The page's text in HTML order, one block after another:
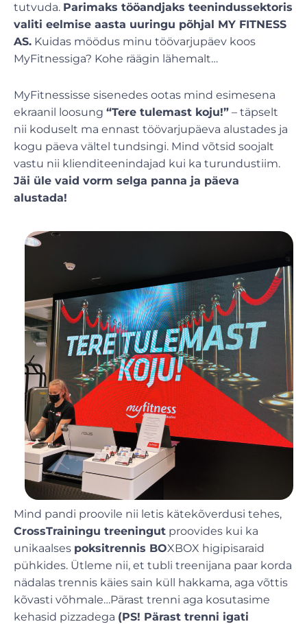
tutvuda. Parimaks tööandjaks teenindussektoris
valiti eelmise aasta uuringu põhjal MY FITNESS
AS. Kuidas möödus minu töövarjupäev koos
MyFitnessiga? Kohe räägin lähemalt…
MyFitnessisse sisenedes ootas mind esimesena
ekraanil loosung “Tere tulemast koju!” – täpselt
nii koduselt ma ennast töövarjupäeva alustades ja
kogu päeva vältel tundsingi. Mind võtsid soojalt
vastu nii klienditeenindajad kui ka turundustiim.
Jäi üle vaid vorm selga panna ja päeva
alustada!
Mind pandi proovile nii letis kätekõverdusi tehes,
CrossTrainingu treeningut proovides kui ka
unikaalses poksitrennis BOXBOX higipisaraid
pühkides. Ütleme nii, et tubli treenijana paar korda
nädalas trennis käies sain küll hakkama, aga võttis
kõvasti võhmale…Pärast trenni aga kosutasime
kehasid pizzadega (PS! Pärast trenni igati